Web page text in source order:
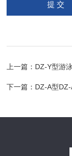
上一篇： DZ-Y型游
下一篇： DZ-A型